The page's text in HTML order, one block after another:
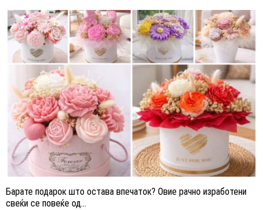
Барате подарок што остава впечаток? Овие рачно изработени
свеќи се повеќе од...